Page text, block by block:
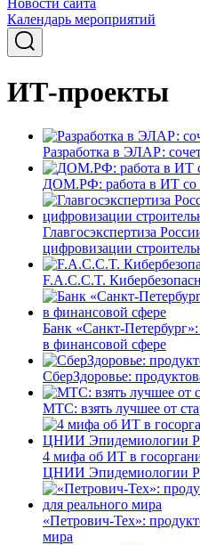
Новости сайта
Календарь мероприятий
ИТ-проекты
Разработка в ЭЛАР:
ДОМ.РФ: работа в ИТ со
Главгосэкспертиза
цифровизации
F.A.C.C.T.
Банк «Санкт-
в финансовой сфере
СберЗдоровье:
МТС: взять лучшее от
4 мифа об ИТ в
ЦНИИ Эпидемиологии
«Петрович-Тех»:
мира